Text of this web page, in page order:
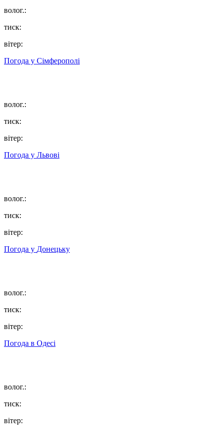
волог.:
тиск:
вітер:
Погода у Сімферополі
волог.:
тиск:
вітер:
Погода у Львові
волог.:
тиск:
вітер:
Погода у Донецьку
волог.:
тиск:
вітер:
Погода в Одесі
волог.:
тиск:
вітер: